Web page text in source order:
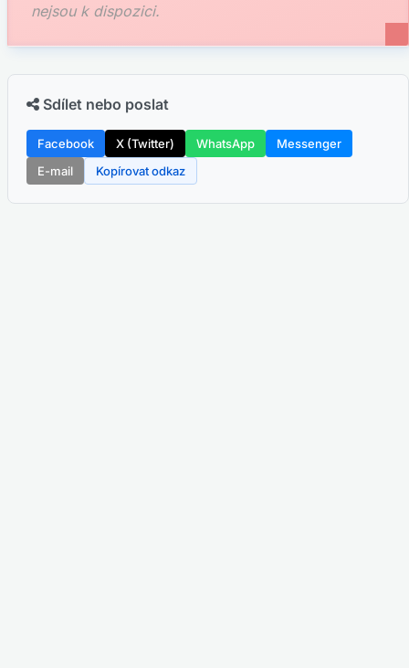
nejsou k dispozici.
Sdílet nebo poslat
Facebook X (Twitter) WhatsApp
Messenger
E-mail
Kopírovat odkaz